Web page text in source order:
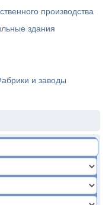
производства
здания
и заводы